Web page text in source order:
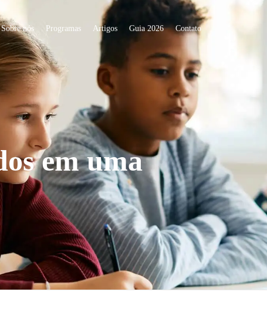
Sobre nós Programas Artigos Guia 2026 Contato
em uma